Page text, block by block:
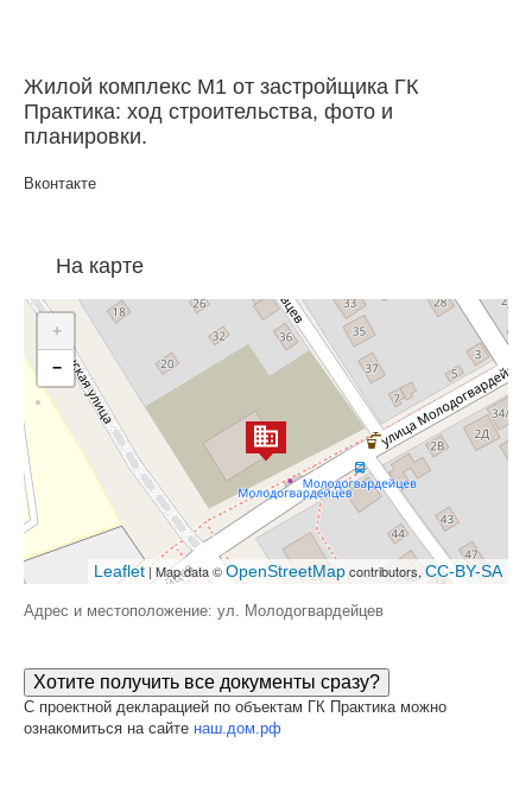
Жилой комплекс М1 от застройщика ГК
Практика: ход строительства, фото и
планировки.
Вконтакте
На карте
+
−
Leaflet| Map data ©OpenStreetMapcontributors, CC-BY-SA
Адрес и местоположение: ул. Молодогвардейцев
Хотите получить все документы сразу?
С проектной декларацией по объектам ГК Практика можно
ознакомиться на сайте наш.дом.рф